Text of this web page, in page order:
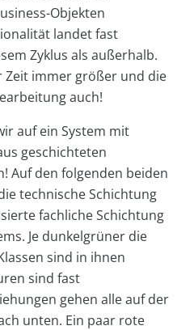
Objekten
landet fast
Zyklus als außerhalb.
Zeit immer größer und die
auch!
auf ein System mit
geschichteten
Auf den folgenden beiden
technische Schichtung
fachliche Schichtung
Je dunkelgrüner die
sind in ihnen
sind fast
gehen alle auf der
unten. Ein paar rote